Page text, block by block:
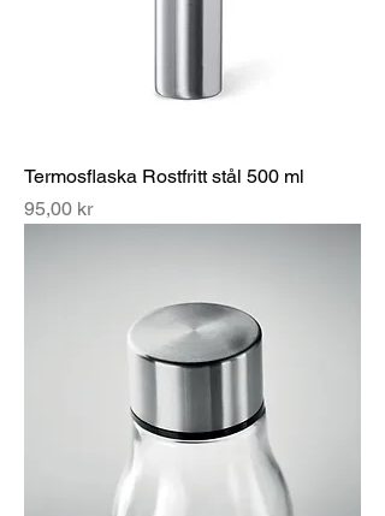
Termosflaska Rostfritt stål 500 ml
Pris
95,00 kr